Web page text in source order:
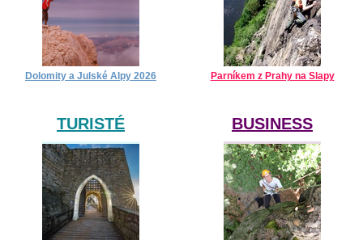
Dolomity a Julské Alpy 2026 Parníkem z Prahy na Slapy
TURISTÉ BUSINESS